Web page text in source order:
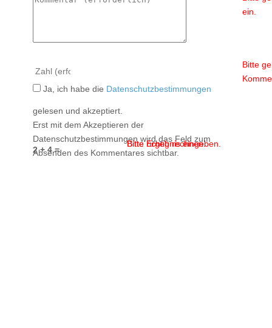
ein.
Bitte
2 + 4 =
Bitte Ergebnis eingeben.
Bitte richtig rechnen.
Ja, ich habe die Datenschutzbestimmungen
gelesen und akzeptiert.
Erst mit dem Akzeptieren der
Datenschutzbestimmungen wird das Feld zum
Absenden des Kommentares sichtbar.